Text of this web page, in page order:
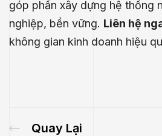
góp phần xây dựng hệ thống
nghiệp, bền vững. Liên hệ
không gian kinh doanh hiệu
Quay Lại